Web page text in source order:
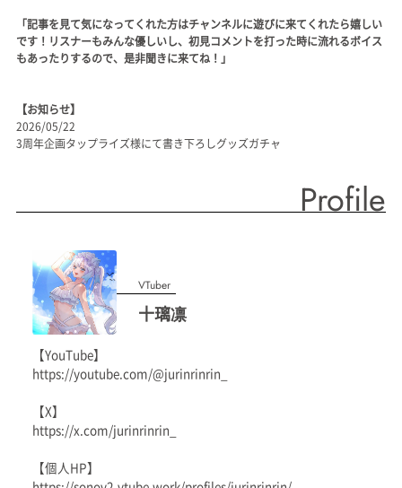
「記事を見て気になってくれた方はチャンネルに遊びに来てくれたら嬉しい
です！リスナーもみんな優しいし、初見コメントを打った時に流れるボイス
もあったりするので、是非聞きに来てね！」
【お知らせ】
2026/05/22
3周年企画タップライズ様にて書き下ろしグッズガチャ
Profile
VTuber
十璃凛
【YouTube】
https://youtube.com/@jurinrinrin_
【X】
https://x.com/jurinrinrin_
【個人HP】